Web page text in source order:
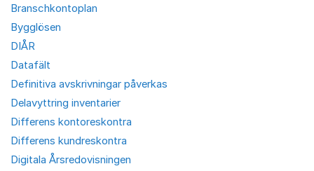
Branschkontoplan
Bygglösen
DIÅR
Datafält
Definitiva avskrivningar påverkas
Delavyttring inventarier
Differens kontoreskontra
Differens kundreskontra
Digitala Årsredovisningen